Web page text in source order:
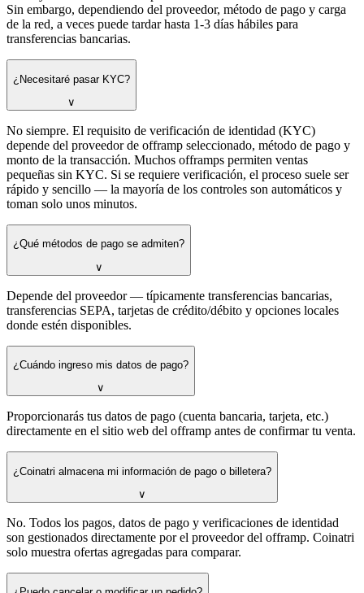
Sin embargo, dependiendo del proveedor, método de pago y carga
de la red, a veces puede tardar hasta 1-3 días hábiles para
transferencias bancarias.
¿Necesitaré pasar KYC?
∨
No siempre. El requisito de verificación de identidad (KYC)
depende del proveedor de offramp seleccionado, método de pago y
monto de la transacción. Muchos offramps permiten ventas
pequeñas sin KYC. Si se requiere verificación, el proceso suele ser
rápido y sencillo — la mayoría de los controles son automáticos y
toman solo unos minutos.
¿Qué métodos de pago se admiten?
∨
Depende del proveedor — típicamente transferencias bancarias,
transferencias SEPA, tarjetas de crédito/débito y opciones locales
donde estén disponibles.
¿Cuándo ingreso mis datos de pago?
∨
Proporcionarás tus datos de pago (cuenta bancaria, tarjeta, etc.)
directamente en el sitio web del offramp antes de confirmar tu venta.
¿Coinatri almacena mi información de pago o billetera?
∨
No. Todos los pagos, datos de pago y verificaciones de identidad
son gestionados directamente por el proveedor del offramp. Coinatri
solo muestra ofertas agregadas para comparar.